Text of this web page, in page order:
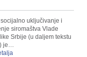
uključivanje i
siromaštva Vlade
Srbije (u daljem tekstu
je…